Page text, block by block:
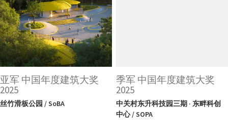
亚军 中国年度建筑大奖
2025
丝竹滑板公园 / SoBA
季军 中国年度建筑大奖
2025
中关村东升科技园三期 · 东畔科创
中心 / SOPA